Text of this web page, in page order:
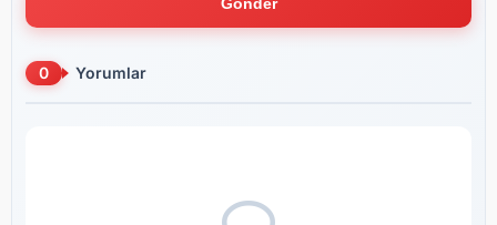
0 Yorumlar